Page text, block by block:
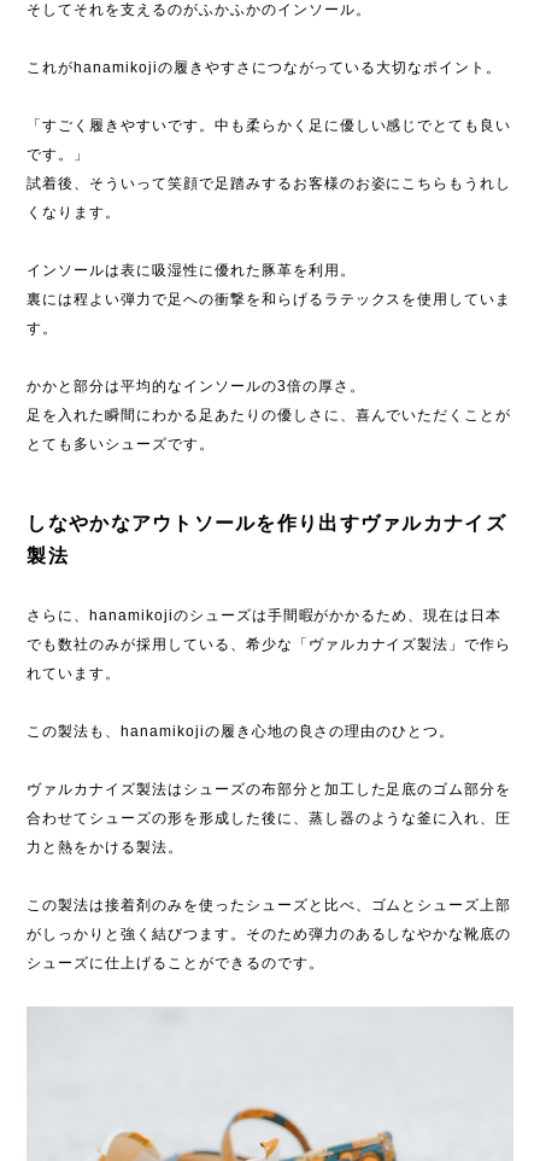
そしてそれを支えるのがふかふかのインソール。
これがhanamikojiの履きやすさにつながっている大切なポイント。
「すごく履きやすいです。中も柔らかく足に優しい感じでとても良い
です。」
試着後、そういって笑顔で足踏みするお客様のお姿にこちらもうれし
くなります。
インソールは表に吸湿性に優れた豚革を利用。
裏には程よい弾力で足への衝撃を和らげるラテックスを使用していま
す。
かかと部分は平均的なインソールの3倍の厚さ。
足を入れた瞬間にわかる足あたりの優しさに、喜んでいただくことが
とても多いシューズです。
しなやかなアウトソールを作り出すヴァルカナイズ
製法
さらに、hanamikojiのシューズは手間暇がかかるため、現在は日本
でも数社のみが採用している、希少な「ヴァルカナイズ製法」で作ら
れています。
この製法も、hanamikojiの履き心地の良さの理由のひとつ。
ヴァルカナイズ製法はシューズの布部分と加工した足底のゴム部分を
合わせてシューズの形を形成した後に、蒸し器のような釜に入れ、圧
力と熱をかける製法。
この製法は接着剤のみを使ったシューズと比べ、ゴムとシューズ上部
がしっかりと強く結びつます。そのため弾力のあるしなやかな靴底の
シューズに仕上げることができるのです。